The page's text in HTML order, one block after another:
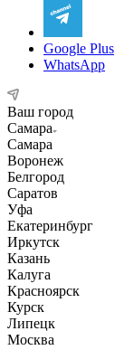
Google Plus
WhatsApp
Ваш город
Самара
Самара
Воронеж
Белгород
Саратов
Уфа
Екатеринбург
Иркутск
Казань
Калуга
Красноярск
Курск
Липецк
Москва